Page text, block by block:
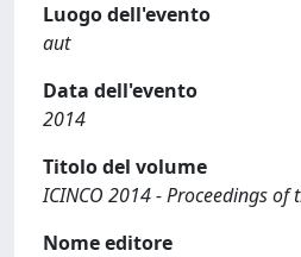
Luogo dell'evento
aut
Data dell'evento
2014
Titolo del volume
ICINCO 2014 - Proceedings
Nome editore